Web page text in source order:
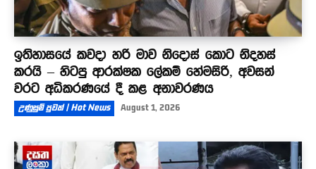
ඉතිහාසයේ කවදා හරි මාව නිදොස් කොට නිදහස්
කරයි – හිටපු ආරක්ෂක ලේකම් හේමසිරි, අවසන්
වරට අධිකරණයේ දී කළ අනාවරණය
උණුසුම් පුවත් | Hot News August 1, 2026